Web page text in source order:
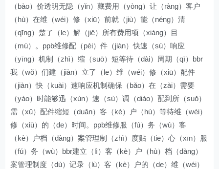
（bào）价透明无隐（yǐn）藏费用（yòng）让（ràng）客户
（hù）在维（wéi）修（xiū）前就（jiù）能（néng）清
（qīng）楚了（le）解（jiě）所有费用项（xiàng）目
（mù）。ppb维修配（pèi）件（jiàn）快速（sù）响应
（yīng）机制（zhì）缩（suō）短等待（dài）周期（qī）bbr
我（wǒ）们建（jiàn）立了（le）维（wéi）修（xiū）配件
（jiàn）快（kuài）速响应机制确保（bǎo）在（zài）需要
（yào）时能够迅（xùn）速（sù）调（diào）配到所（suǒ）
需（xū）配件缩短（duǎn）客（kè）户（hù）等待维（wéi）
修（xiū）的（de）时间。ppb维修服（fú）务（wù）客
（kè）户档（dàng）案管理制（zhì）度贴（tiē）心（xīn）服
（fú）务（wù）bbr建立（lì）客（kè）户（hù）档（dàng）
案管理制度（dù）记录（lù）客（kè）户的（de）维（wéi）